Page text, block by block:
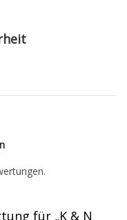
für „K & N